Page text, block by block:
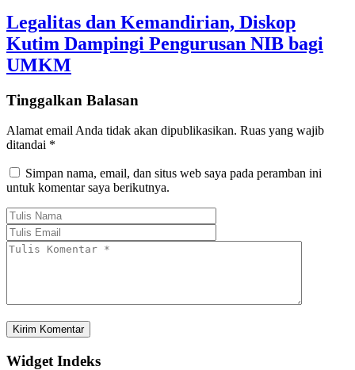
Legalitas dan Kemandirian, Diskop
Kutim Dampingi Pengurusan NIB bagi
UMKM
Tinggalkan Balasan
Alamat email Anda tidak akan dipublikasikan. Ruas yang wajib
ditandai *
Simpan nama, email, dan situs web saya pada peramban ini
untuk komentar saya berikutnya.
Widget Indeks